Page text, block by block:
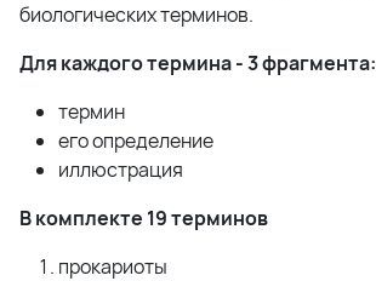
биологических терминов.
Для каждого термина - 3 фрагмента:
термин
его определение
иллюстрация
В комплекте 19 терминов
прокариоты